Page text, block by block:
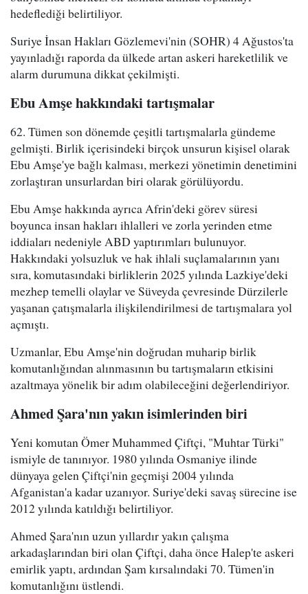
hedeflediği belirtiliyor.
Suriye İnsan Hakları Gözlemevi'nin (SOHR) 4 Ağustos'ta
yayınladığı raporda da ülkede artan askeri hareketlilik ve
alarm durumuna dikkat çekilmişti.
Ebu Amşe hakkındaki tartışmalar
62. Tümen son dönemde çeşitli tartışmalarla gündeme
gelmişti. Birlik içerisindeki birçok unsurun kişisel olarak
Ebu Amşe'ye bağlı kalması, merkezi yönetimin denetimini
zorlaştıran unsurlardan biri olarak görülüyordu.
Ebu Amşe hakkında ayrıca Afrin'deki görev süresi
boyunca insan hakları ihlalleri ve zorla yerinden etme
iddiaları nedeniyle ABD yaptırımları bulunuyor.
Hakkındaki yolsuzluk ve hak ihlali suçlamalarının yanı
sıra, komutasındaki birliklerin 2025 yılında Lazkiye'deki
mezhep temelli olaylar ve Süveyda çevresinde Dürzilerle
yaşanan çatışmalarla ilişkilendirilmesi de tartışmalara yol
açmıştı.
Uzmanlar, Ebu Amşe'nin doğrudan muharip birlik
komutanlığından alınmasının bu tartışmaların etkisini
azaltmaya yönelik bir adım olabileceğini değerlendiriyor.
Ahmed Şara'nın yakın isimlerinden biri
Yeni komutan Ömer Muhammed Çiftçi, "Muhtar Türki"
ismiyle de tanınıyor. 1980 yılında Osmaniye ilinde
dünyaya gelen Çiftçi'nin geçmişi 2004 yılında
Afganistan'a kadar uzanıyor. Suriye'deki savaş sürecine ise
2012 yılında katıldığı belirtiliyor.
Ahmed Şara'nın uzun yıllardır yakın çalışma
arkadaşlarından biri olan Çiftçi, daha önce Halep'te askeri
emirlik yaptı, ardından Şam kırsalındaki 70. Tümen'in
komutanlığını üstlendi.